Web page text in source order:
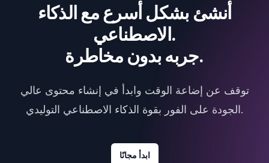
أنشئ بشكل أسرع مع الذكاء
الاصطناعي.
جربه بدون مخاطرة.
توقف عن إضاعة الوقت وابدأ في إنشاء محتوى عالي
الجودة على الفور بقوة الذكاء الاصطناعي التوليدي.
ابدأ مجانًا